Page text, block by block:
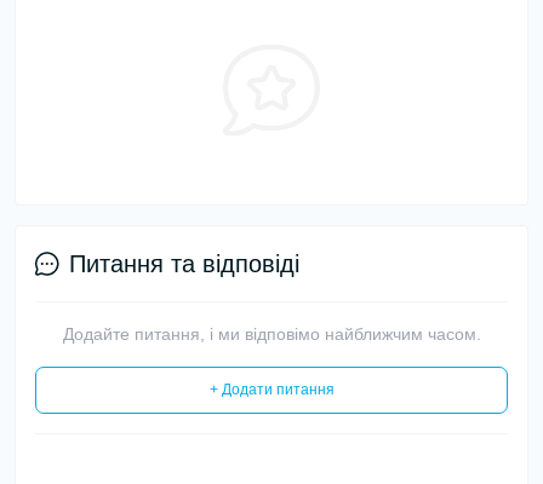
Питання та відповіді
Додайте питання, і ми відповімо найближчим часом.
+ Додати питання